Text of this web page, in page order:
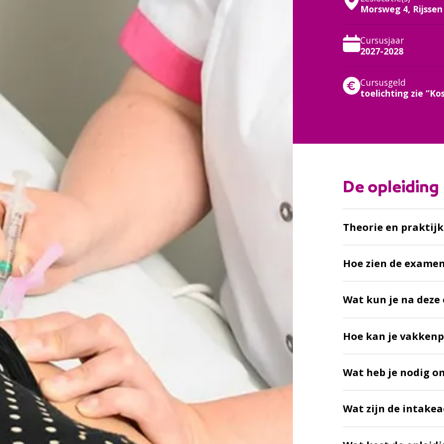
Ga direct naar:
In het kort
De opleiding
Morsweg 4, Rijssen
Cursusjaar
2027-2028
Cursusgeld
toelichting zie
De opleiding
Theorie en praktijk
Hoe zien de
Wat kun je na
Hoe kan je
Wat heb je nodig
Wat zijn de